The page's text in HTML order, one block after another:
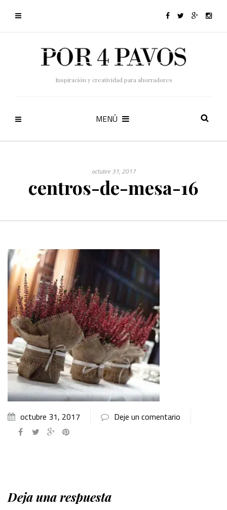
Inspiración y creatividad para ahorradores
MENÚ
octubre 31, 2017
centros-de-mesa-16
octubre 31, 2017 Deje un comentario
Deja una respuesta